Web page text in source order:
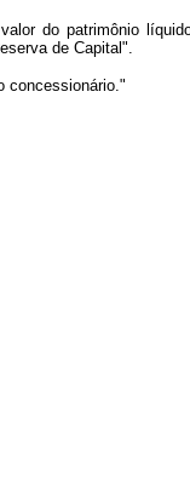
do patrimônio
de Capital".
concessionário."